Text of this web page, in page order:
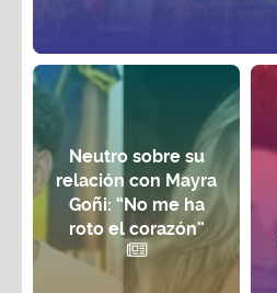
Neutro sobre su
relación con Mayra
Goñi: “No me ha
roto el corazón”